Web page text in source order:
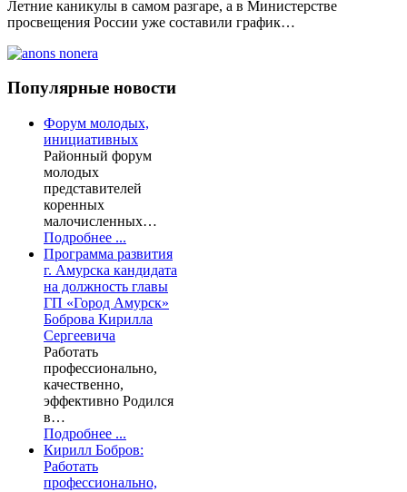
Летние каникулы в самом разгаре, а в Министерстве
просвещения России уже составили график…
Популярные новости
Форум молодых,
инициативных
Районный форум
молодых
представителей
коренных
малочисленных…
Подробнее ...
Программа развития
г. Амурска кандидата
на должность главы
ГП «Город Амурск»
Боброва Кирилла
Сергеевича
Работать
профессионально,
качественно,
эффективно Родился
в…
Подробнее ...
Кирилл Бобров:
Работать
профессионально,